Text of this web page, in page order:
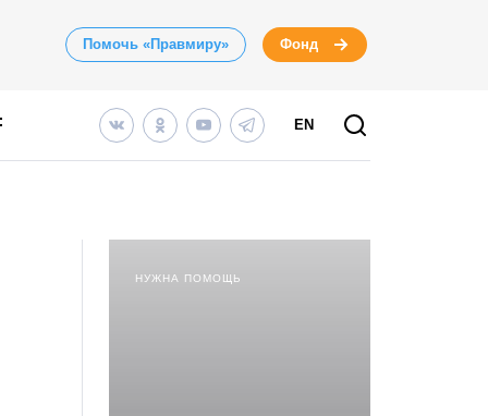
Помочь «Правмиру» Фонд
EN
НУЖНА ПОМОЩЬ